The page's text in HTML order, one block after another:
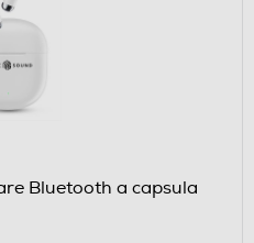
Bluetooth a capsula